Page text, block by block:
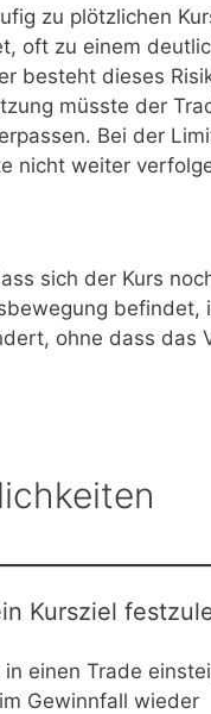
zu plötzlichen
oft zu einem
besteht dieses
müsste der
Bei der
nicht weiter
sich der Kurs
befindet,
ohne dass das
Kursziel
einen Trade
Gewinnfall wieder